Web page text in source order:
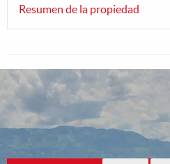
Resumen de la propiedad